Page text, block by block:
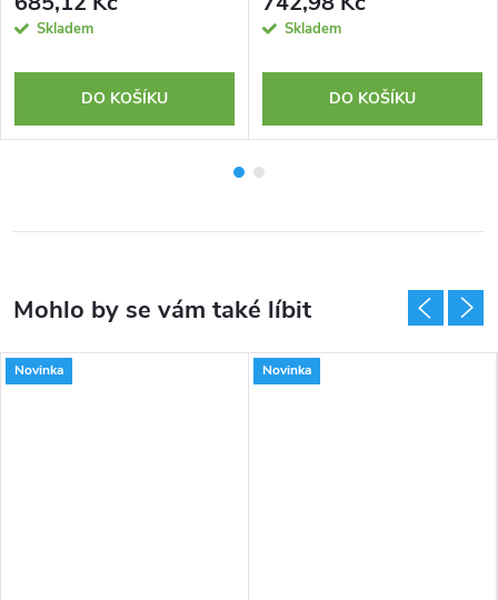
Skladem
DO KOŠÍKU
Skladem
DO KOŠÍKU
Novinka Novinka